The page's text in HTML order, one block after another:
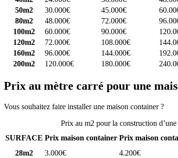
50m2
30.000€ 45.000€
80m2
48.000€ 72.000€
100m2
60.000€ 90.000€
120m2
72.000€ 108.000€
160m2
96.000€ 144.000€
200m2
120.000€ 180.000€
Prix au mètre carré pour une
Vous souhaitez faire installer une maison container ?
Prix au m2 pour la construction
SURFACE Prix maison container Prix maison
28m2
3.000€ 4.200€